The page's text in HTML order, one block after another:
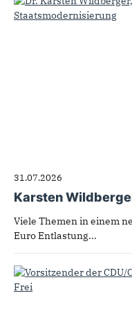
31.07.2026
Karsten
Viele Themen in einem
Euro Entlastung...